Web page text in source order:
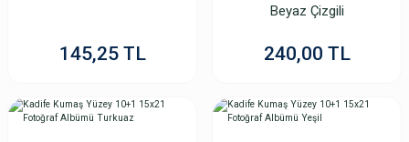
145,25 TL
Beyaz Çizgili
240,00 TL